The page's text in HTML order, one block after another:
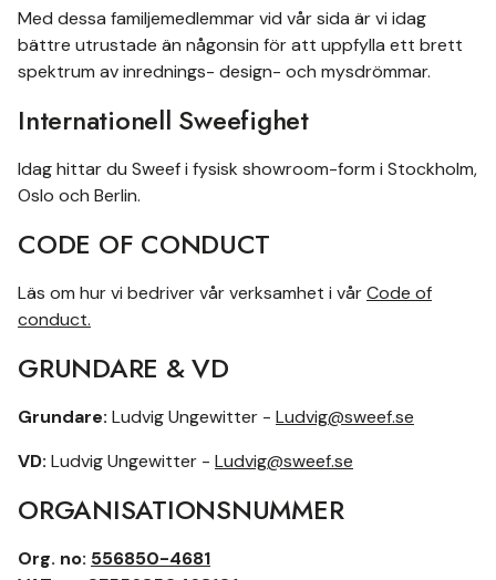
Med dessa familjemedlemmar vid vår sida är vi idag
bättre utrustade än någonsin för att uppfylla ett brett
spektrum av inrednings- design- och mysdrömmar.
Internationell Sweefighet
Idag hittar du Sweef i fysisk showroom-form i Stockholm,
Oslo och Berlin.
CODE OF CONDUCT
Läs om hur vi bedriver vår verksamhet i vårCode of
conduct.
GRUNDARE & VD
Grundare: Ludvig Ungewitter - Ludvig@sweef.se
VD: Ludvig Ungewitter - Ludvig@sweef.se
ORGANISATIONSNUMMER
Org. no: 556850-4681